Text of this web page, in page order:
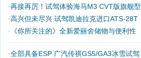
·再接再厉！试驾体验海马M3 CVT版旗舰型
·高兴但未尽兴 试驾凯迪拉克进口ATS-28T
· 《你所关注的》全新爱丽舍储物与便利性
·全部具备ESP 广汽传祺GS5/GA3冰雪试驾